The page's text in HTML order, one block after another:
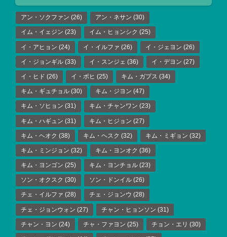
アン・ソクファン (26) アン・ネサン (30)
イム・イェジン (23) イム・ヒョンシク (25)
イ・アヒョン (24) イ・イルファ (26) イ・ジェヨン (26)
イ・ジョンギル (33) イ・スンジェ (36) イ・デヨン (27)
イ・ヒド (26) イ・ボヒ (25) キム・ガプス (34)
キム・ギュチョル (30) キム・ジヨン (47)
キム・ソヒョン (31) キム・チャンワン (23)
キム・ハギュン (31) キム・ヒジョン (27)
キム・ヘオク (38) キム・ヘスク (32) キム・ミギョン (32)
キム・ミンジョン (32) キム・ヨンオク (36)
キム・ヨンゴン (25) キム・ヨンチョル (23)
ソン・オクスク (30) ソン・ドンイル (26)
チェ・イルファ (28) チェ・ジョンウ (28)
チェ・ジョンウォン (27) チャン・ヒョンソン (31)
チャン・ヨン (24) チャ・ファヨン (25) チョン・エリ (30)